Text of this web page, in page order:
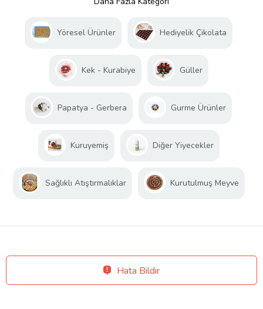
Yöresel Ürünler Hediyelik Çikolata
Kek - Kurabiye Güller
Papatya - Gerbera Gurme Ürünler
Kuruyemiş Diğer Yiyecekler
Sağlıklı Atıştırmalıklar Kurutulmuş Meyve
Hata Bildir